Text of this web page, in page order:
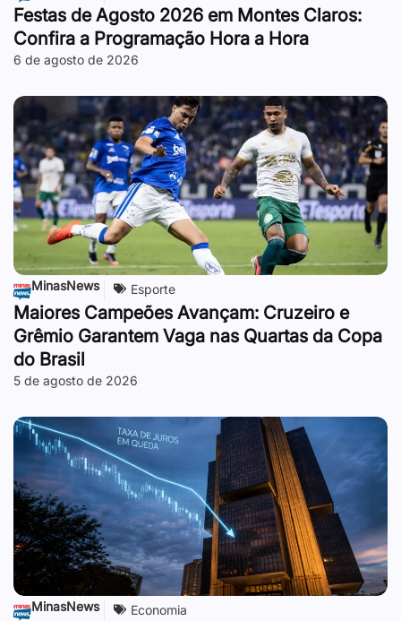
Festas de Agosto 2026 em Montes Claros:
Confira a Programação Hora a Hora
6 de agosto de 2026
MinasNews Esporte
Maiores Campeões Avançam: Cruzeiro e
Grêmio Garantem Vaga nas Quartas da Copa
do Brasil
5 de agosto de 2026
MinasNews Economia